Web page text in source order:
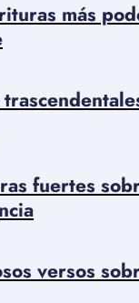
más
fuertes
versos